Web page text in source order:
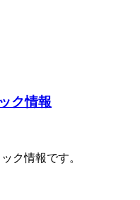
ク情報
ク情報です。